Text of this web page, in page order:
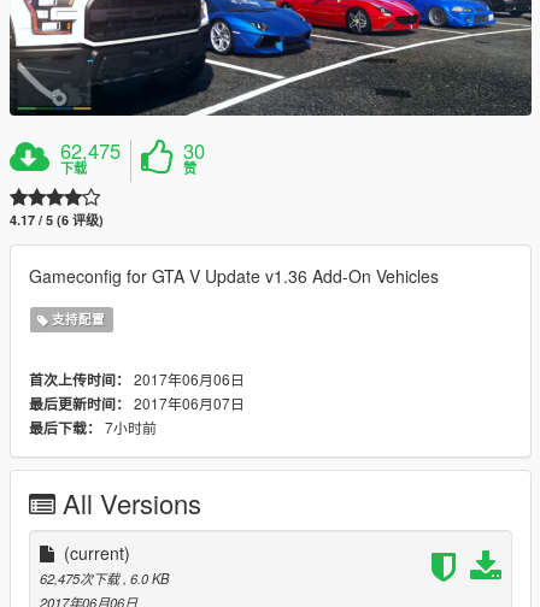
62,475
下载
30
赞
4.17 / 5 (6 评级)
Gameconfig for GTA V Update v1.36 Add-On Vehicles
支持配置
首次上传时间： 2017年06月06日
最后更新时间： 2017年06月07日
最后下载： 7小时前
All Versions
(current)
62,475次下载 , 6.0 KB
2017年06月06日